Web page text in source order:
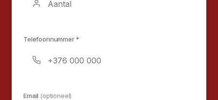
Telefoonnummer *
Email (optioneel)